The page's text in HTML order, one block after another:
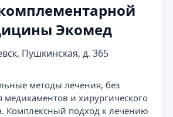
Экомед
Пушкинская, д. 365
методы лечения, без
медикаментов и хирургического
Комплексный подход к лечению